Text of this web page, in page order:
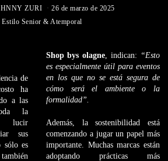
ZURI
26 de marzo de 2025
Estilo Senior & Atemporal
de
ha
a las
la
lucir
sus
sólo es
Shop bys olagne, indican: “Esto
es especialmente útil para eventos
en los que no se está segura de
cómo será el ambiente o la
formalidad”.
Además, la sostenibilidad está
comenzando a jugar un papel más
importante. Muchas marcas están
adoptando prácticas más